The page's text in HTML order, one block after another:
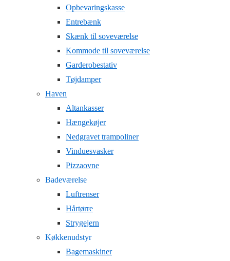
Opbevaringskasse
Entrebænk
Skænk til soveværelse
Kommode til soveværelse
Garderobestativ
Tøjdamper
Haven
Altankasser
Hængekøjer
Nedgravet trampoliner
Vinduesvasker
Pizzaovne
Badeværelse
Luftrenser
Hårtørre
Strygejern
Køkkenudstyr
Bagemaskiner